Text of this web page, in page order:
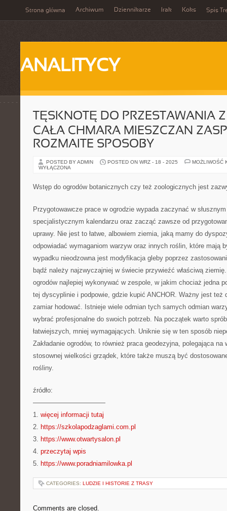
Strona główna Archiwum Dziennikarze Irak Koks Spis
ANALITYCY
TĘSKNOTĘ DO PRZESTAWANIA
CAŁA CHMARA MIESZCZAN
ROZMAITE SPOSOBY
POSTED BY ADMIN POSTED ON WRZ - 18 - 2025
MOŻLIWOŚĆ
WYŁĄCZONA
Wstęp do ogrodów botanicznych czy też zoologicznych jest
Przygotowawcze prace w ogrodzie wypada zaczynać w
specjalistycznym kalendarzu oraz zacząć zawsze od
uprawy. Nie jest to łatwe, albowiem ziemia, jaką mamy do
odpowiadać wymaganiom warzyw oraz innych roślin, które mają
wypadku nieodzowna jest modyfikacja gleby poprzez
bądź należy najzwyczajniej w świecie przywieźć właściwą
ogrodów najlepiej wykonywać w zespole, w jakim chociaż jedna
tej dyscyplinie i podpowie, gdzie kupić ANCHOR. Ważny jest też
zamiar hodować. Istnieje wiele odmian tych samych odmian
wybrać profesjonalne do swoich potrzeb. Na początek warto
łatwiejszych, mniej wymagających. Uniknie się w ten sposób
Zakładanie ogrodów, to również praca geodezyjna, polegająca
stosownej wielkości grządek, które także muszą być
rośliny.
źródło:
———————————
1. więcej informacji tutaj
2. https://szkolapodzaglami.com.pl
3. https://www.otwartysalon.pl
4. przeczytaj wpis
5. https://www.poradniamilowka.pl
CATEGORIES: LUDZIE I HISTORIE Z TRASY
Comments are closed.